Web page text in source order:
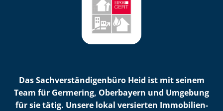
Das Sach­ver­stän­di­gen­bü­ro Heid ist mit seinem
Team für Germering, Oberbayern und Umgebung
für sie tätig. Unsere lokal versierten Im­mo­bi­li­en­